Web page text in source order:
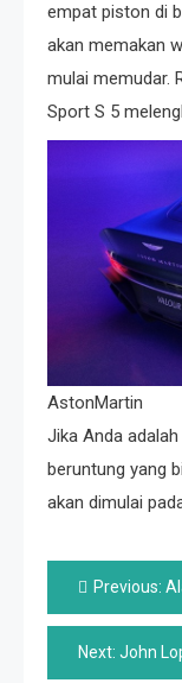
empat piston di
akan memakan
mulai memudar.
Sport S 5
AstonMartin
Jika Anda
beruntung yang
akan dimulai
PostPrevious:
Next: John Loprieno &